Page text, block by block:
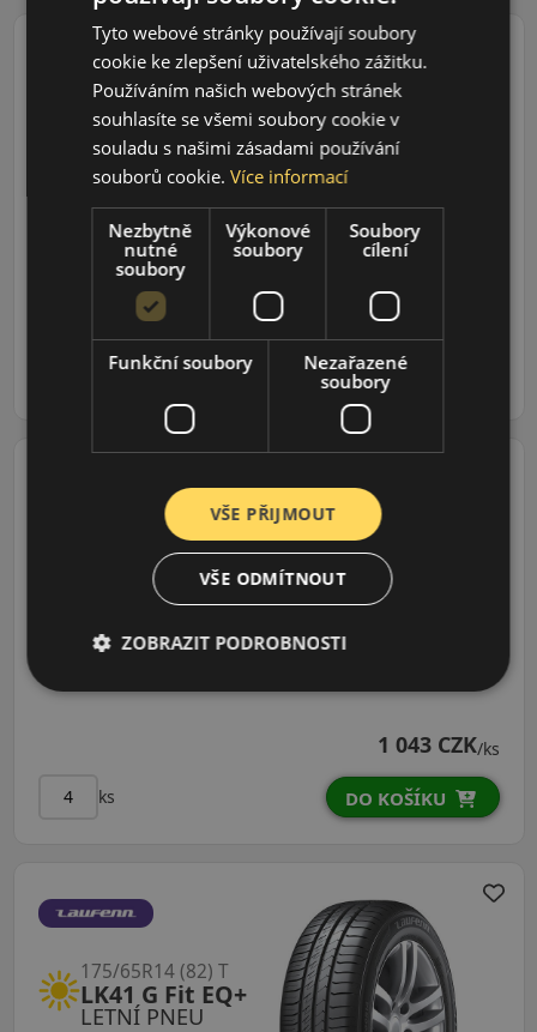
LETNÍ PNEU
LK41 G Fit EQ
155/80R13 (79) T
1 043 CZK
ks DO KOŠÍKU
LETNÍ PNEU
LK41 G Fit EQ
175/65R14 (82) T
Údaje o štítku EPREL:
1 043 CZK/ks
ks DO KOŠÍKU
LETNÍ PNEU
LK41 G Fit EQ+
175/65R14 (82) T
Tyto webové stránky používají soubory
cookie ke zlepšení uživatelského zážitku.
Používáním našich webových stránek
souhlasíte se všemi soubory cookie v
souladu s našimi zásadami používání
souborů cookie.Více informací
Nezbytně
nutné
soubory
Výkonové
soubory
Soubory
cílení
Funkční soubory
Nezařazené
soubory
VŠE PŘIJMOUT
VŠE ODMÍTNOUT
ZOBRAZIT PODROBNOSTI